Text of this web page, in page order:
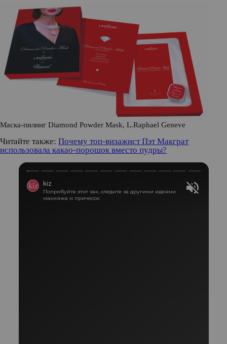
Маска-пилинг Diamond Powder Mask, L.Raphael Geneve
Читайте также: Почему топ-визажист Пэт Макграт
использовала какао-порошок вместо пудры?